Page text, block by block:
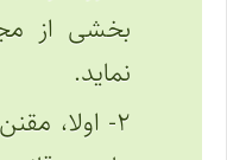
بخشی از
نماید.
۲- اولا،